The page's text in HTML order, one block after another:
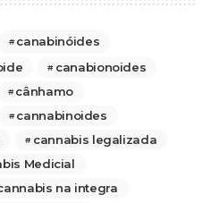
canabinóides
canabionoides
cânhamo
cannabinoides
cannabis legalizada
Medicial
na integra